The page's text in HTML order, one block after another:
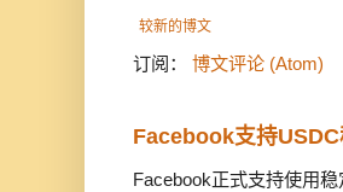
较新的博文
订阅： 博文评论 (Atom)
Facebook支持
Facebook正式支持使用